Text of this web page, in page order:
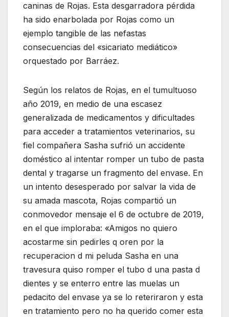
caninas de Rojas. Esta desgarradora pérdida
ha sido enarbolada por Rojas como un
ejemplo tangible de las nefastas
consecuencias del «sicariato mediático»
orquestado por Barráez.
Según los relatos de Rojas, en el tumultuoso
año 2019, en medio de una escasez
generalizada de medicamentos y dificultades
para acceder a tratamientos veterinarios, su
fiel compañera Sasha sufrió un accidente
doméstico al intentar romper un tubo de pasta
dental y tragarse un fragmento del envase. En
un intento desesperado por salvar la vida de
su amada mascota, Rojas compartió un
conmovedor mensaje el 6 de octubre de 2019,
en el que imploraba: «Amigos no quiero
acostarme sin pedirles q oren por la
recuperacion d mi peluda Sasha en una
travesura quiso romper el tubo d una pasta d
dientes y se enterro entre las muelas un
pedacito del envase ya se lo reteriraron y esta
en tratamiento pero no ha querido comer esta